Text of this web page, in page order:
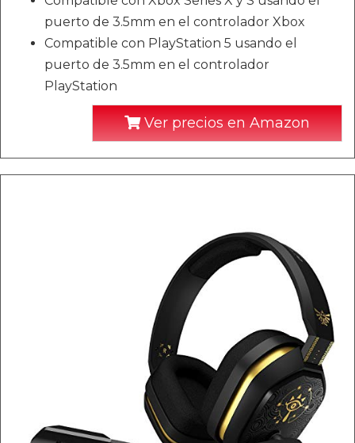
puerto de 3.5mm en el controlador Xbox
Compatible con PlayStation 5 usando el
puerto de 3.5mm en el controlador
PlayStation
Ver precios en Amazon